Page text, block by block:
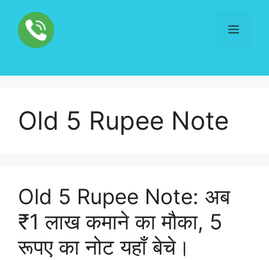
content
Menu
Old 5 Rupee Note
Old 5 Rupee Note: अब
₹1 लाख कमाने का मौका, 5
रूपए का नोट यहाँ बेचे।